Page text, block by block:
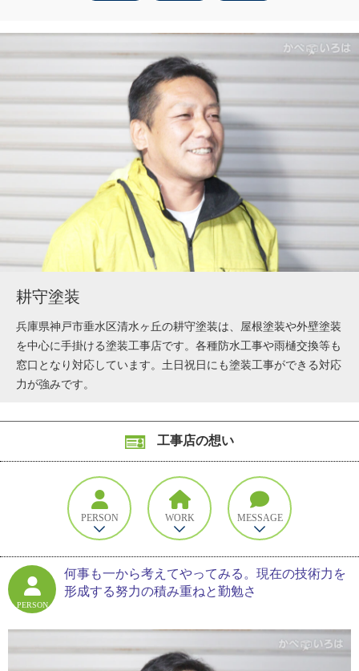
耕守塗装
兵庫県神戸市垂水区清水ヶ丘の耕守塗装は、屋根塗装や外壁塗装
を中心に手掛ける塗装工事店です。各種防水工事や雨樋交換等も
窓口となり対応しています。土日祝日にも塗装工事ができる対応
力が強みです。
工事店の想い
PERSON WORK MESSAGE
PERSON
何事も一から考えてやってみる。現在の技術力を
形成する努力の積み重ねと勤勉さ